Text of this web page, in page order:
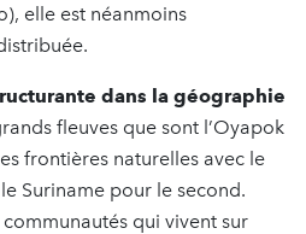
elle est néanmoins
dans la géographie
fleuves que sont l’Oyapok
frontières naturelles avec le
Suriname pour le second.
communautés qui vivent sur